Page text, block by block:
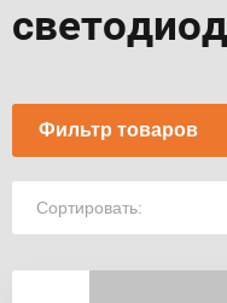
Фильтр товаров
Сортировать: